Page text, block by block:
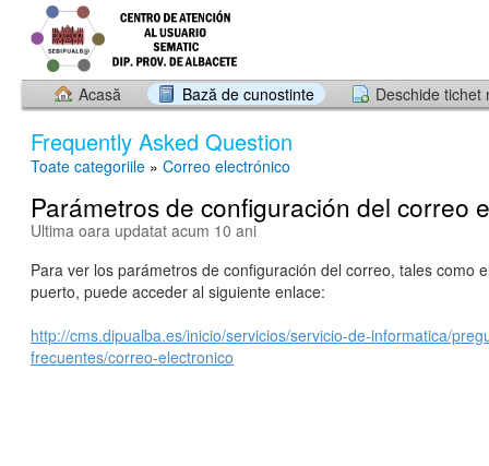
Acasă Bază de cunostinte Deschide tichet
Frequently Asked Question
Toate categoriile » Correo electrónico
Parámetros de configuración del correo
Ultima oara updatat acum 10 ani
Para ver los parámetros de configuración del correo, tales como
puerto, puede acceder al siguiente enlace:
http://cms.dipualba.es/inicio/servicios/servicio-de-informatica/
frecuentes/correo-electronico